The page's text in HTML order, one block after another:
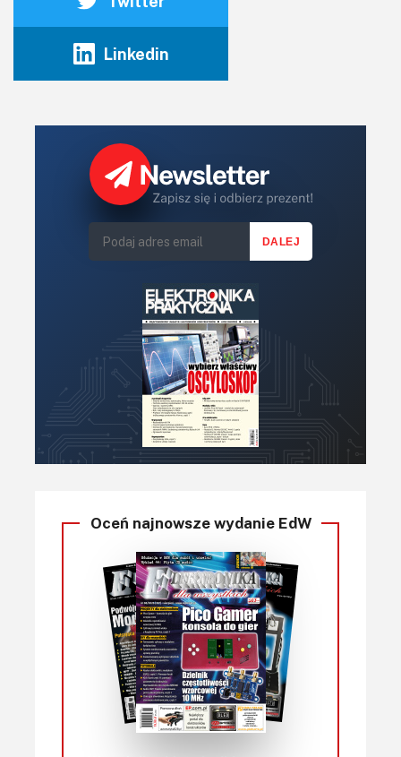
Linkedin
Oceń najnowsze wydanie EdW